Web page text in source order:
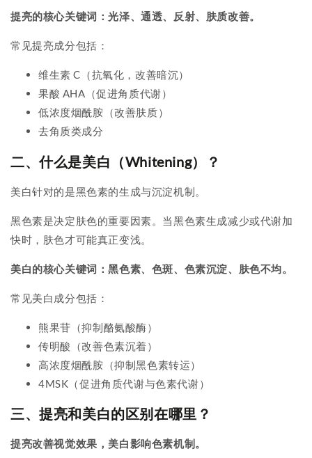
提亮的核心关键词：光泽、通透、反射、肤质改善。
常见提亮成分包括：
维生素 C（抗氧化，改善暗沉）
果酸 AHA（促进角质代谢）
低浓度烟酰胺（改善肤质）
去角质类成分
二、什么是美白（Whitening）？
美白针对的是黑色素的生成与沉淀机制。
黑色素是决定肤色的重要因素。当黑色素生成减少或代谢加
快时，肤色才可能真正变浅。
美白的核心关键词：黑色素、色斑、色素沉淀、肤色不均。
常见美白成分包括：
熊果苷（抑制酪氨酸酶）
传明酸（改善色素沉着）
高浓度烟酰胺（抑制黑色素转运）
4MSK（促进角质代谢与色素代谢）
三、提亮和美白的区别在哪里？
提亮改善视觉效果，美白影响色素机制。